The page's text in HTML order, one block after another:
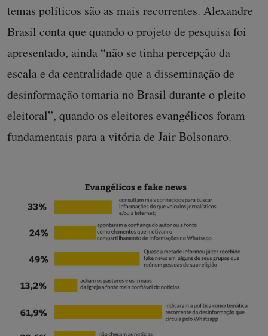
temas políticos são as mais recorrentes. Alexandre
Brasil conta que quando o projeto de pesquisa foi
apresentado, ainda “não se tinha percepção da
escala e da centralidade que a disseminação de
desinformação tomaria no Brasil durante o pleito
eleitoral”, quando os eleitores evangélicos foram
fundamentais para a vitória de Jair Bolsonaro.